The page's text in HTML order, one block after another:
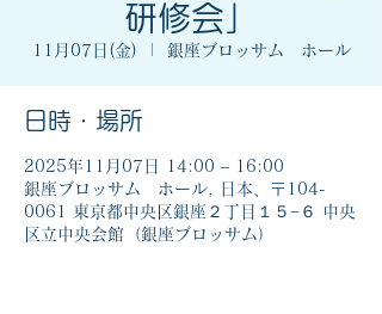
研修会」
11月07日(金) 銀座ブロッサム ホール
日時・場所
2025年11月07日 14:00 – 16:00
銀座ブロッサム ホール, 日本、〒104-
0061 東京都中央区銀座２丁目１５−６ 中央
区立中央会館（銀座ブロッサム）